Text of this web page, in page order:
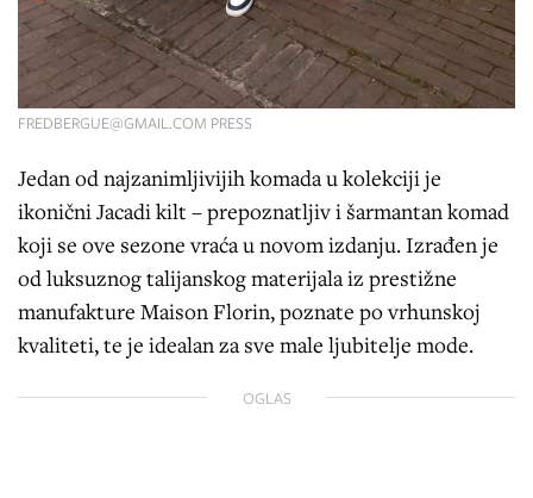
FREDBERGUE@GMAIL.COM PRESS
Jedan od najzanimljivijih komada u kolekciji je
ikonični Jacadi kilt – prepoznatljiv i šarmantan komad
koji se ove sezone vraća u novom izdanju. Izrađen je
od luksuznog talijanskog materijala iz prestižne
manufakture Maison Florin, poznate po vrhunskoj
kvaliteti, te je idealan za sve male ljubitelje mode.
OGLAS